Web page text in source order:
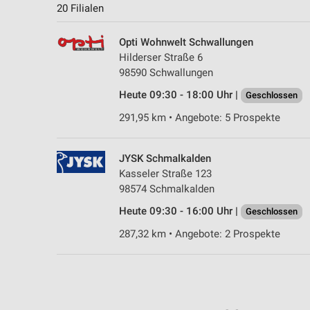
20 Filialen
Opti Wohnwelt Schwallungen
Hilderser Straße 6
98590 Schwallungen
Heute 09:30 - 18:00 Uhr |
Geschlossen
291,95 km • Angebote: 5 Prospekte
JYSK Schmalkalden
Kasseler Straße 123
98574 Schmalkalden
Heute 09:30 - 16:00 Uhr |
Geschlossen
287,32 km • Angebote: 2 Prospekte